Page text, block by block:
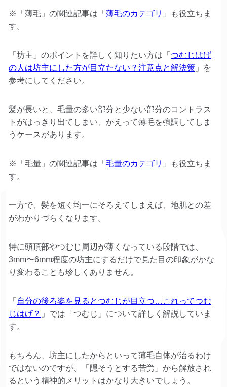
※「薄毛」の関連記事は「 薄毛のカテゴリ 」も役立ちま
す。
「坊主」のポイントを詳しく知りたい方は「 つむじはげ
の人は坊主にした方が目立たない？注意点と解決策 」を
参考にしてください。
髪が長いと、毛量の多い部分と少ない部分のコントラス
トがはっきり出てしまい、かえって薄毛を強調してしま
うケースがあります。
※「毛量」の関連記事は「 毛量のカテゴリ 」も役立ちま
す。
一方で、髪を短く均一にそろえてしまえば、地肌との差
がわかりづらくなります。
特に頭頂部やつむじ周辺が薄くなっている段階では、
3mm〜6mm程度の坊主にするだけで見た目の印象がかな
り変わることも珍しくありません。
「 自分の後ろ姿を見るとつむじが目立つ…これってつむ
じはげ？ 」では「つむじ」について詳しく解説していま
す。
もちろん、坊主にしたからといって薄毛自体が治るわけ
ではないのですが、「隠そうとする苦労」から解放され
るという精神的メリットはかなり大きいでしょう。